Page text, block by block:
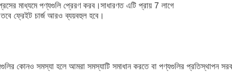
মাধ্যমে পণ্যগুলি প্রেরণ করব।সাধারণত এটি প্রায় 7 লাগে
তবে ফ্রেইট চার্জ আরও ব্যয়বহুল হবে।
কোনও সমস্যা হলে আমরা সমস্যাটি সমাধান করতে বা পণ্যগুলির প্রতিস্থাপন